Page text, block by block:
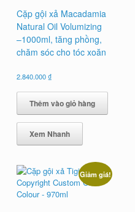
Cặp gội xả Macadamia
Natural Oil Volumizing
–1000ml, tăng phồng,
chăm sóc cho tóc xoăn
2.840.000₫
Thêm vào giỏ hàng
Xem Nhanh
Giảm giá!